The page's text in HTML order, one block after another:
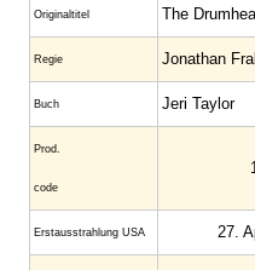
Original­titel The
Regie Jonathan
Buch Jeri Taylor
Prod.
code
Erstaus­strahlung USA 27.